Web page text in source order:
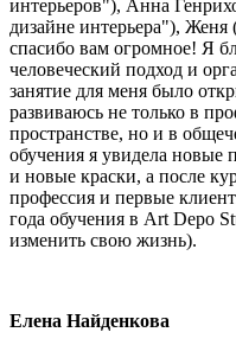
интерьеров"), Анна
дизайне интерьера"),
спасибо вам огромное! Я
человеческий подход и
занятие для меня было
развиваюсь не только в
пространстве, но и в
обучения я увидела новые
и новые краски, а после
профессия и первые
года обучения в Art Depo
изменить свою жизнь).
Елена Найденкова